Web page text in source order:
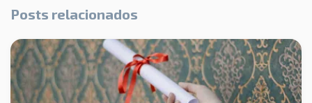
Posts relacionados